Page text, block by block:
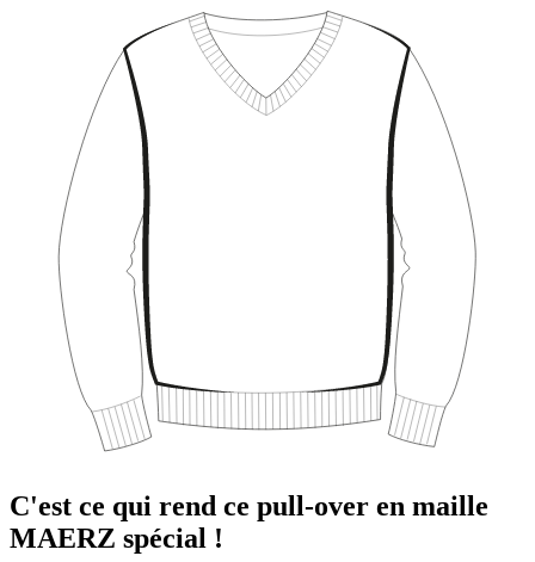
C'est ce qui rend ce pull-over en maille
MAERZ spécial !